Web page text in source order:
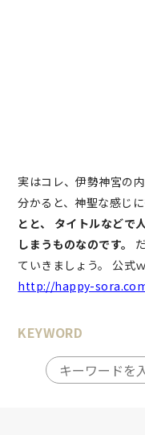
実はコレ、伊勢神宮の
分かると、神聖な感じ
とと、
タイトルなどで
しまうものなのです。
ていきましょう。 公式
http://happy-
KEYWORD